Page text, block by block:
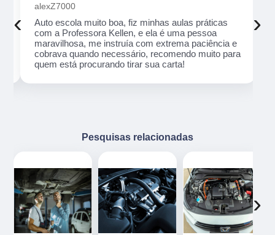
alexZ7000
Auto escola muito boa, fiz minhas aulas práticas
com a Professora Kellen, e ela é uma pessoa
maravilhosa, me instruía com extrema paciência e
cobrava quando necessário, recomendo muito para
quem está procurando tirar sua carta!
‹ ›
Pesquisas relacionadas
‹ ›